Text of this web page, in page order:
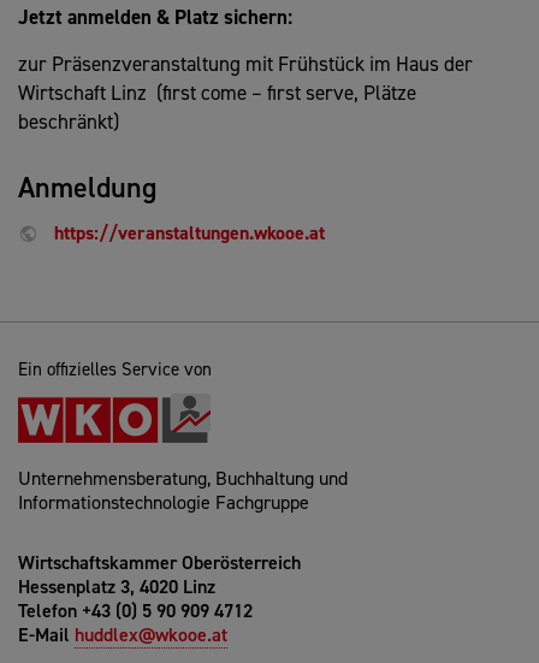
Jetzt anmelden & Platz sichern:
zur Präsenzveranstaltung mit Frühstück im Haus der
Wirtschaft Linz (first come – first serve, Plätze
beschränkt)
Anmeldung
https://veranstaltungen.wkooe.at
Ein offizielles Service von
Unternehmensberatung, Buchhaltung und
Informationstechnologie Fachgruppe
Wirtschaftskammer Oberösterreich
Hessenplatz 3, 4020 Linz
Telefon +43 (0) 5 90 909 4712
E-Mail huddlex@wkooe.at